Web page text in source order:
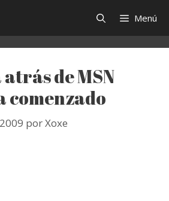
Menú
de MSN
comenzado
porXoxe